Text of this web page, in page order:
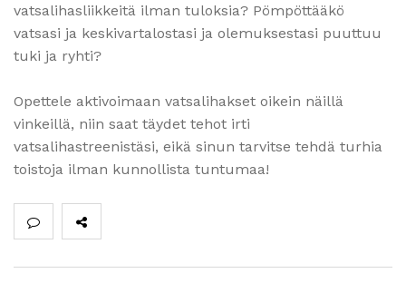
vatsalihasliikkeitä ilman tuloksia? Pömpöttääkö
vatsasi ja keskivartalostasi ja olemuksestasi puuttuu
tuki ja ryhti?
Opettele aktivoimaan vatsalihakset oikein näillä
vinkeillä, niin saat täydet tehot irti
vatsalihastreenistäsi, eikä sinun tarvitse tehdä turhia
toistoja ilman kunnollista tuntumaa!